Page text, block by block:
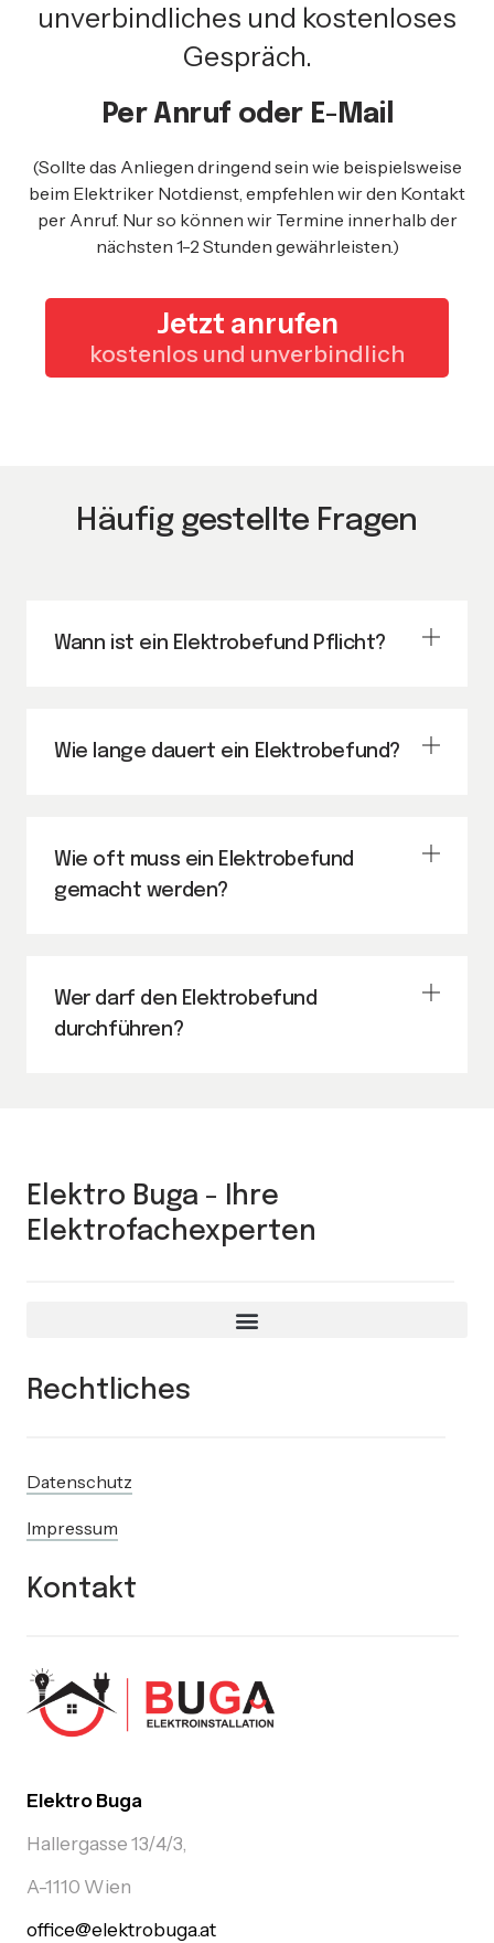
unverbindliches und kostenloses
Gespräch.
Per Anruf oder E-Mail
(Sollte das Anliegen dringend sein wie beispielsweise
beim Elektriker Notdienst, empfehlen wir den Kontakt
per Anruf. Nur so können wir Termine innerhalb der
nächsten 1-2 Stunden gewährleisten.)
Jetzt anrufen
kostenlos und unverbindlich
Häufig gestellte Fragen
Wann ist ein Elektrobefund Pflicht?
Wie lange dauert ein Elektrobefund?
Wie oft muss ein Elektrobefund
gemacht werden?
Wer darf den Elektrobefund
durchführen?
Elektro Buga - Ihre
Elektrofachexperten
Rechtliches
Datenschutz
Impressum
Kontakt
Elektro Buga
Hallergasse 13/4/3,
A-1110 Wien
office@elektrobuga.at